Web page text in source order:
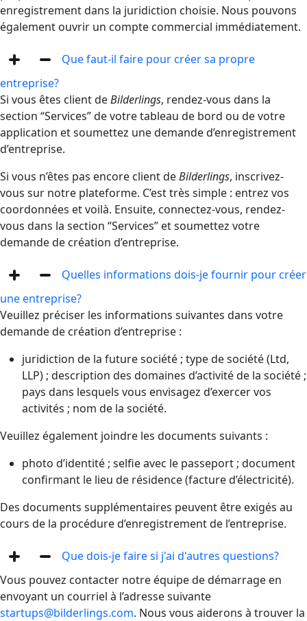
enregistrement dans la juridiction choisie. Nous pouvons
également ouvrir un compte commercial immédiatement.
Que faut-il faire pour créer sa propre
entreprise?
Si vous êtes client deBilderlings, rendez-vous dans la
section “Services” de votre tableau de bord ou de votre
application et soumettez une demande d’enregistrement
d’entreprise.
Si vous n’êtes pas encore client deBilderlings, inscrivez-
vous sur notre plateforme. C’est très simple : entrez vos
coordonnées et voilà. Ensuite, connectez-vous, rendez-
vous dans la section “Services” et soumettez votre
demande de création d’entreprise.
Quelles informations dois-je fournir pour créer
une entreprise?
Veuillez préciser les informations suivantes dans votre
demande de création d’entreprise :
juridiction de la future société ; type de société (Ltd,
LLP) ; description des domaines d’activité de la société ;
pays dans lesquels vous envisagez d’exercer vos
activités ; nom de la société.
Veuillez également joindre les documents suivants :
photo d’identité ; selfie avec le passeport ; document
confirmant le lieu de résidence (facture d’électricité).
Des documents supplémentaires peuvent être exigés au
cours de la procédure d’enregistrement de l’entreprise.
Que dois-je faire si j'ai d'autres questions?
Vous pouvez contacter notre équipe de démarrage en
envoyant un courriel à l’adresse suivante
startups@bilderlings.com. Nous vous aiderons à trouver la